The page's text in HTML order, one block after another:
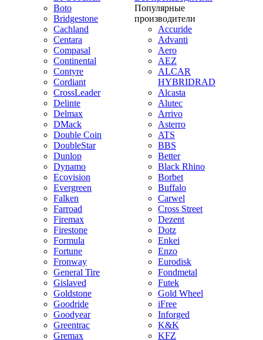
Boto
Bridgestone
Cachland
Centara
Compasal
Continental
Contyre
Cordiant
CrossLeader
Delinte
Delmax
DMack
Double Coin
DoubleStar
Dunlop
Dynamo
Ecovision
Evergreen
Falken
Farroad
Firemax
Firestone
Formula
Fortune
Fronway
General Tire
Gislaved
Goldstone
Goodride
Goodyear
Greentrac
Gremax
Популярные
производители
Accuride
Advanti
Aero
AEZ
ALCAR
HYBRIDRAD
Alcasta
Alutec
Arrivo
Asterro
ATS
BBS
Better
Black Rhino
Borbet
Buffalo
Carwel
Cross Street
Dezent
Dotz
Enkei
Enzo
Eurodisk
Fondmetal
Futek
Gold Wheel
iFree
Inforged
K&K
KFZ